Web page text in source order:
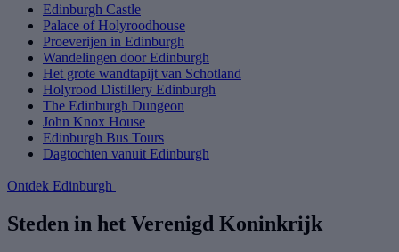
Edinburgh Castle
Palace of Holyroodhouse
Proeverijen in Edinburgh
Wandelingen door Edinburgh
Het grote wandtapijt van Schotland
Holyrood Distillery Edinburgh
The Edinburgh Dungeon
John Knox House
Edinburgh Bus Tours
Dagtochten vanuit Edinburgh
Ontdek Edinburgh
Steden in het Verenigd Koninkrijk